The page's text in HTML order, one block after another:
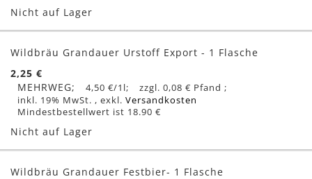
Nicht auf Lager
Wildbräu Grandauer Urstoff Export - 1 Flasche
2,25 €
MEHRWEG
4,50 €/1l
0,08 €
inkl. 19% MwSt. , exkl. Versandkosten
Mindestbestellwert ist 18.90 €
Nicht auf Lager
Wildbräu Grandauer Festbier- 1 Flasche